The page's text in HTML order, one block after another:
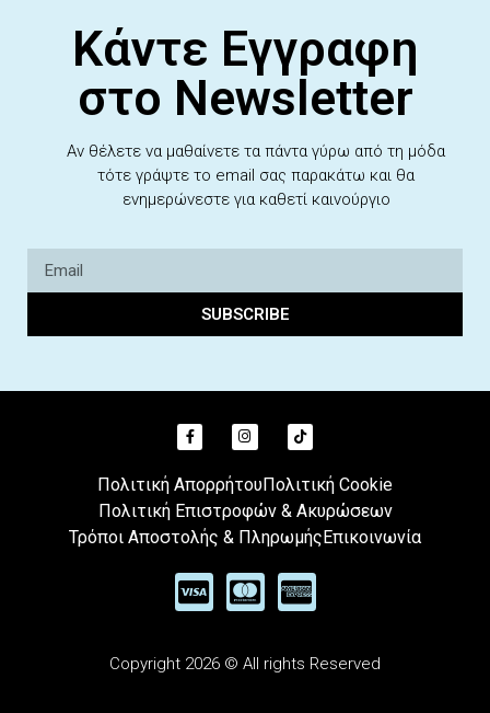
Κάντε Εγγραφη
στο Newsletter
Αν θέλετε να μαθαίνετε τα πάντα γύρω από τη μόδα
τότε γράψτε το email σας παρακάτω και θα
ενημερώνεστε για καθετί καινούργιο
SUBSCRIBE
Πολιτική Απορρήτου Πολιτική Cookie
Πολιτική Επιστροφών & Ακυρώσεων
Τρόποι Αποστολής & Πληρωμής Επικοινωνία
Copyright 2026 © All rights Reserved